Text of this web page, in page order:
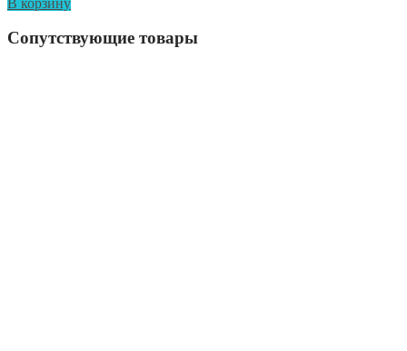
Сопутствующие товары